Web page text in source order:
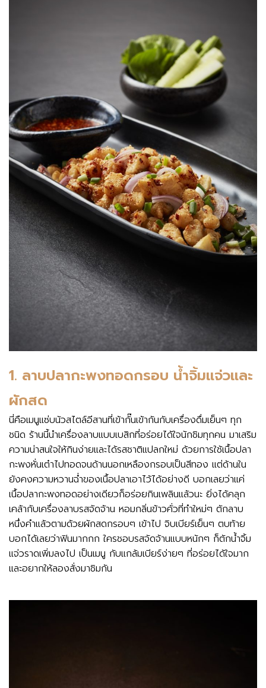
1. ลาบปลากะพงทอดกรอบ น้ำจิ้มแจ่วและ
ผักสด
นี่คือเมนูแซ่บนัวสไตล์อีสานที่เข้ากั๊นเข้ากันกับเครื่องดื่มเย็นๆ ทุก
ชนิด ร้านนี้นำเครื่องลาบแบบเบสิกที่อร่อยได้ใจนักชิมทุกคน มาเสริม
ความน่าสนใจให้กินง่ายและได้รสชาติแปลกใหม่ ด้วยการใช้เนื้อปลา
กะพงหั่นเต๋าไปทอดจนด้านนอกเหลืองกรอบเป็นสีทอง แต่ด้านใน
ยังคงความหวานฉ่ำของเนื้อปลาเอาไว้ได้อย่างดี บอกเลยว่าแค่
เนื้อปลากะพงทอดอย่างเดียวก็อร่อยกินเพลินแล้วนะ ยิ่งได้คลุก
เคล้ากับเครื่องลาบรสจัดจ้าน หอมกลิ่นข้าวคั่วที่ทำใหม่ๆ ตักลาบ
หนึ่งคำแล้วตามด้วยผักสดกรอบๆ เข้าไป จิบเบียร์เย็นๆ ตบท้าย
บอกได้เลยว่าฟินมากกก ใครชอบรสจัดจ้านแบบหนักๆ ก็ตักน้ำจิ้ม
แจ่วราดเพิ่มลงไป เป็นเมนู กับแกล้มเบียร์ง่ายๆ ที่อร่อยได้ใจมาก
และอยากให้ลองสั่งมาชิมกัน